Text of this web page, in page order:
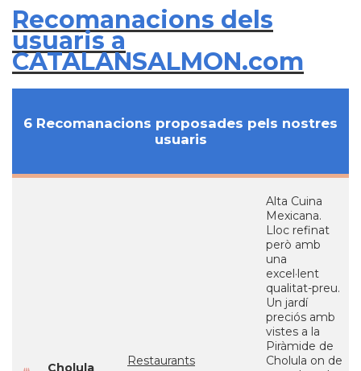
Recomanacions dels
usuaris a
CATALANSALMON.com
6 Recomanacions proposades pels nostres
usuaris
Cholula
Restaurants
Alta Cuina
Mexicana.
Lloc refinat
però amb
una
excel·lent
qualitat-preu.
Un jardí
preciós amb
vistes a la
Piràmide de
Cholula on de